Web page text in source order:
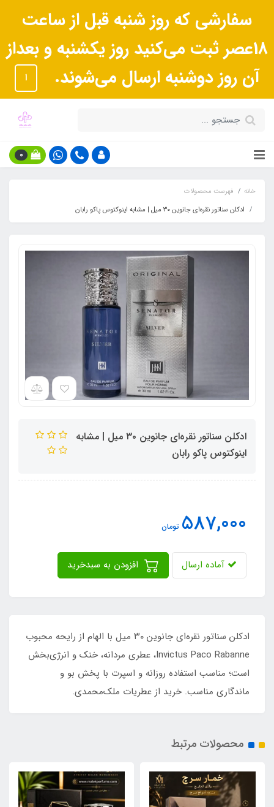
سفارشی که روز شنبه قبل از ساعت
18عصر ثبت می‌کنید روز یکشنبه و بعداز
آن روز دوشنبه ارسال می‌شوند.
ا
0
خانه
فهرست محصولات
ادکلن سناتور نقره‌ای جانوین ۳۰ میل | مشابه اینوکتوس پاکو رابان
ادکلن سناتور نقره‌ای جانوین ۳۰ میل | مشابه
اینوکتوس پاکو رابان
587,000 تومان
آماده ارسال
ادکلن سناتور نقره‌ای جانوین ۳۰ میل با الهام از رایحه محبوب
Invictus Paco Rabanne، عطری مردانه، خنک و انرژی‌بخش
است؛ مناسب استفاده روزانه و اسپرت با پخش بو و
ماندگاری مناسب. خرید از عطریات ملک‌محمدی.
محصولات مرتبط